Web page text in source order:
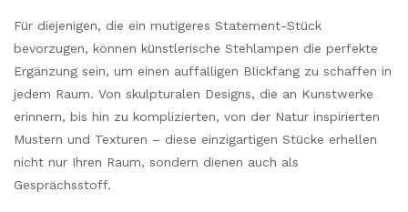
Für diejenigen, die ein mutigeres Statement-Stück
bevorzugen, können künstlerische Stehlampen die perfekte
Ergänzung sein, um einen auffälligen Blickfang zu schaffen in
jedem Raum. Von skulpturalen Designs, die an Kunstwerke
erinnern, bis hin zu komplizierten, von der Natur inspirierten
Mustern und Texturen – diese einzigartigen Stücke erhellen
nicht nur Ihren Raum, sondern dienen auch als
Gesprächsstoff.